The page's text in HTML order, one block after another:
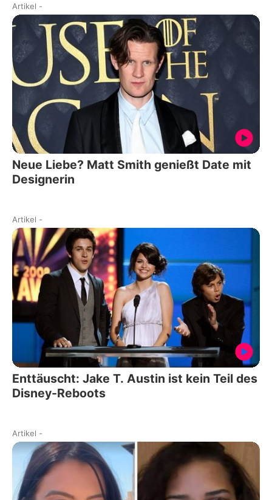
Artikel -
Neue Liebe? Matt Smith genießt Date mit
Designerin
Artikel -
Enttäuscht: Jake T. Austin ist kein Teil des
Disney-Reboots
Artikel -